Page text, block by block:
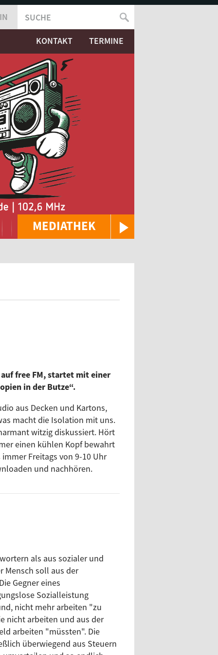
MEDIATHEK
SUCHFORMULAR
SUCHE
KONTAKT TERMINE
free FM, startet mit einer
in der Butze“.
aus Decken und Kartons,
macht die Isolation mit uns.
witzig diskussiert. Hört
einen kühlen Kopf bewahrt
Freitags von 9-10 Uhr
und nachhören.
als aus sozialer und
Mensch soll aus der
Gegner eines
Sozialleistung
nicht mehr arbeiten "zu
nicht arbeiten und aus der
arbeiten "müssten". Die
überwiegend aus Steuern